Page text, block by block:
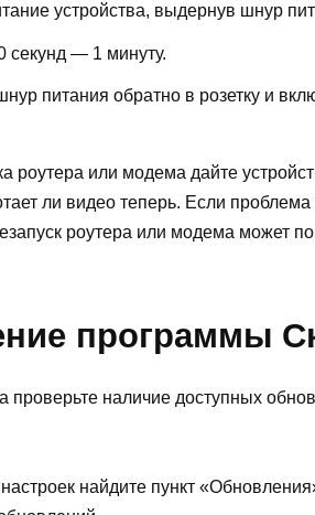
устройства, выдернув шнур
секунд — 1 минуту.
питания обратно в розетку и
роутера или модема дайте
ли видео теперь. Если
роутера или модема может
программы
проверьте наличие доступных
найдите пункт